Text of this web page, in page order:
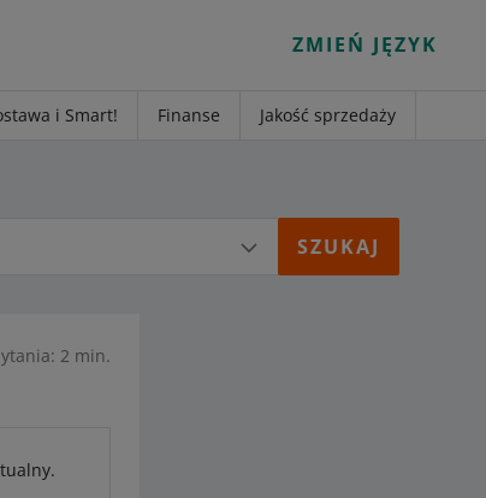
ZMIEŃ JĘZYK
i Smart! Finanse Jakość sprzedaży
2 min.